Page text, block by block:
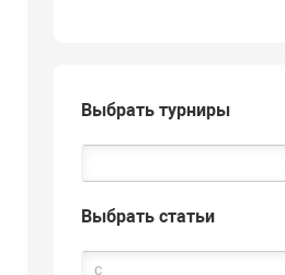
Выбрать турниры
Выбрать статьи